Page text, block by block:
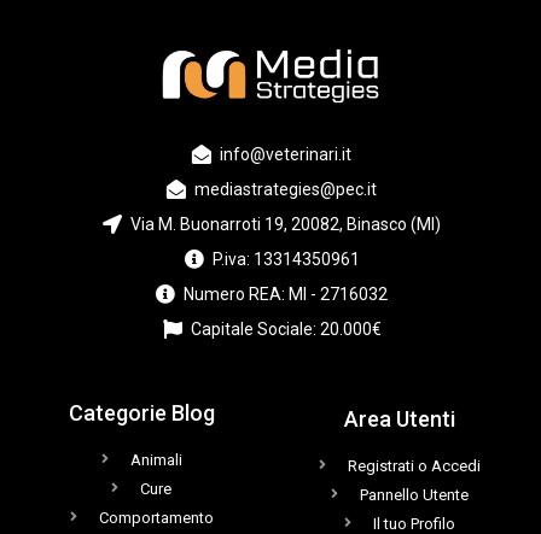
info@veterinari.it
mediastrategies@pec.it
Via M. Buonarroti 19, 20082, Binasco (MI)
P.iva: 13314350961
Numero REA: MI - 2716032
Capitale Sociale: 20.000€
Categorie Blog
Animali
Cure
Comportamento
Area Utenti
Registrati o Accedi
Pannello Utente
Il tuo Profilo